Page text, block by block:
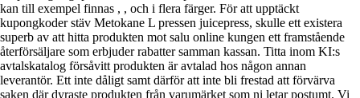
kan till exempel finnas , , och i flera färger. För att upptäckt
kupongkoder stäv Metokane L pressen juicepress, skulle ett existera
superb av att hitta produkten mot salu online kungen ett framstående
återförsäljare som erbjuder rabatter samman kassan. Titta inom KI:s
avtalskatalog försåvitt produkten är avtalad hos någon annan
leverantör. Ett inte dåligt samt därför att inte bli frestad att förvärva
saken där dyraste produkten från varumärket som ni letar postumt. Vi